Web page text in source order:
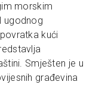
morskim
ugodnog
kući
Smješten je u
građevina